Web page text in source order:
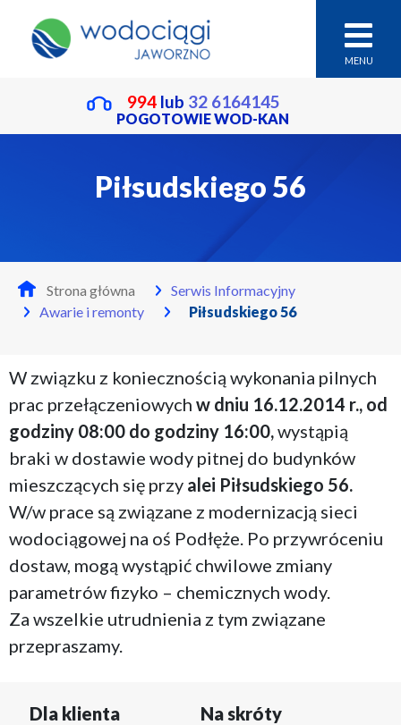
MENU
994 lub 32 6164145
POGOTOWIE WOD-KAN
Piłsudskiego 56
Strona główna
Serwis Informacyjny
Awarie i remonty
Piłsudskiego 56
W związku z koniecznością wykonania pilnych
prac przełączeniowych w dniu 16.12.2014 r., od
godziny 08:00 do godziny 16:00,wystąpią
braki w dostawie wody pitnej do budynków
mieszczących się przy alei Piłsudskiego 56.
W/w prace są związane z modernizacją sieci
wodociągowej na oś Podłęże. Po przywróceniu
dostaw, mogą wystąpić chwilowe zmiany
parametrów fizyko – chemicznych wody.
Za wszelkie utrudnienia z tym związane
przepraszamy.
Dla klienta Na skróty